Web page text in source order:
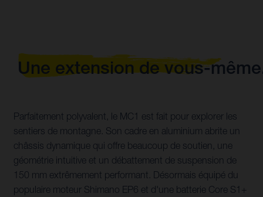
Une extension de vous-
Parfaitement polyvalent, le MC1 est fait pour explorer les
sentiers de montagne. Son cadre en aluminium abrite un
châssis dynamique qui offre beaucoup de soutien, une
géométrie intuitive et un débattement de suspension de
150 mm extrêmement performant. Désormais équipé du
populaire moteur Shimano EP6 et d'une batterie Core S1+